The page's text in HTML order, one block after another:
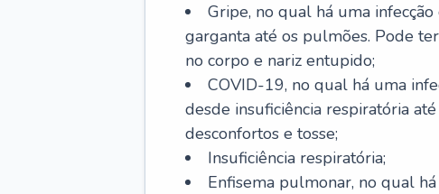
Gripe, no qual há uma
garganta até os pulmões. Pode
no corpo e nariz entupido;
COVID-19, no qual há uma
desde insuficiência respiratória
desconfortos e tosse;
Insuficiência respiratória;
Enfisema pulmonar, no qual